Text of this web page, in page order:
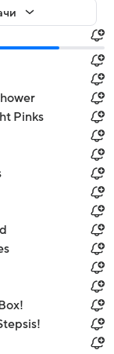
Pinks